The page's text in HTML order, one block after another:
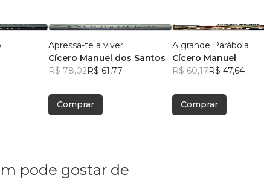
Apressa-te a viver
Cícero Manuel dos Santos
R$ 78,02R$ 61,77
Comprar
A grande Parábola
Cícero Manuel
R$ 60,17R$ 47,64
Comprar
pode gostar de